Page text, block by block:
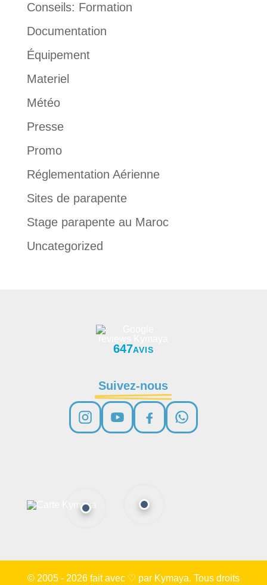
Conseils: Formation
Documentation
Équipement
Materiel
Météo
Presse
Promo
Réglementation Aérienne
Sites de parapente
Stage parapente au Maroc
Uncategorized
647AVIS
Suivez-nous
© 2005 - 2026 fait avec ♡ par Kymaya. Tous droits